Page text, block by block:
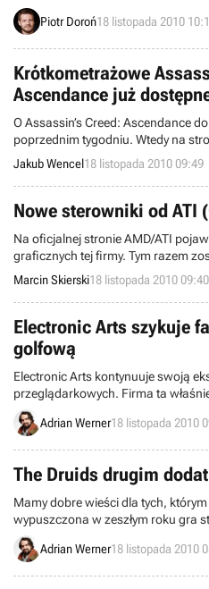
jakość, ciężko powiedzieć o niej
cytowany przez Brytyjczyków
Piotr Doroń18 listopada 2010
Krótkometrażowe
Ascendance już
O Assassin’s Creed: Ascendance
poprzednim tygodniu. Wtedy na
Ubisoft odpowiedzialnego za
innych mediach, takich jak film czy
trzydziestosekundowy zwiastun tej
właśnie ujrzał światło dzienne i
Jakub Wencel18 listopada 2010 09:49
Nowe sterowniki od ATI
Na oficjalnej stronie AMD/ATI
graficznych tej firmy. Tym razem
10.11, nie zawierają jednak zbyt
Marcin Skierski18 listopada 2010 09:40
Electronic Arts szykuje
golfową
Electronic Arts kontynuuje swoją
przeglądarkowych. Firma ta
grą golfową, która już wkrótce
społecznościowego Facebook.
Adrian Werner18 listopada 2010
The Druids drugim
Mamy dobre wieści dla tych,
wypuszczona w zeszłym roku gra
Paradox Interactive ogłosiła, że
dodatek do tego tytułu.
Adrian Werner18 listopada 2010